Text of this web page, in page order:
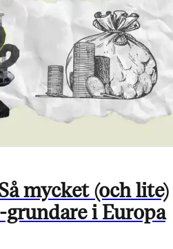
mycket (och lite)
i Europa